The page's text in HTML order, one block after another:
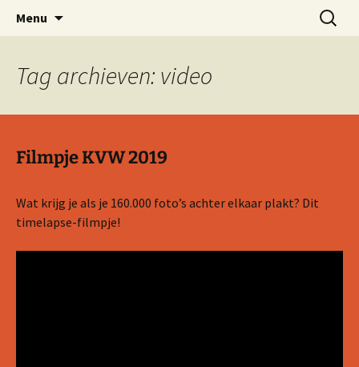
Kindervakantieweek Gerwen
Menu
inhoud
Zoeken
naar:
Tag archieven: video
Filmpje KVW 2019
Wat krijg je als je 160.000 foto’s achter elkaar plakt? Dit
timelapse-filmpje!